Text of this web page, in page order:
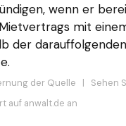
wenn er
mit
der
der Quelle | Sehen
auf anwalt.de an